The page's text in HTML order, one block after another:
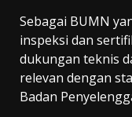
Sebagai BUMN
inspeksi dan
dukungan teknis
relevan dengan
Badan